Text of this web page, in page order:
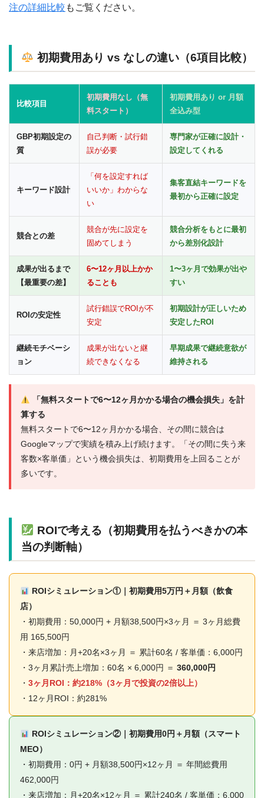
注の詳細比較 もご覧ください。
初期費用あり vs なしの違い（6項目比較）
比較項目
初期費用なし（無
料スタート）
初期費用あり or 月額
全込み型
GBP初期設定の
質
自己判断・試行錯
誤が必要
専門家が正確に設計・
設定してくれる
キーワード設計
「何を設定すれば
いいか」わからな
い
集客直結キーワードを
最初から正確に設定
競合との差
競合が先に設定を
固めてしまう
競合分析をもとに最初
から差別化設計
成果が出るまで
【最重要の差】
6〜12ヶ月以上かか
ることも
1〜3ヶ月で効果が出や
すい
ROIの安定性
試行錯誤でROIが不
安定
初期設計が正しいため
安定したROI
継続モチベーシ
ョン
成果が出ないと継
続できなくなる
早期成果で継続意欲が
維持される
「無料スタートで6〜12ヶ月かかる場合の機会損失」を計
算する
無料スタートで6〜12ヶ月かかる場合、その間に競合は
Googleマップで実績を積み上げ続けます。「その間に失う来
客数×客単価」という機会損失は、初期費用を上回ることが
多いです。
ROIで考える（初期費用を払うべきかの本
当の判断軸）
ROIシミュレーション①｜初期費用5万円＋月額（飲食
店）
・初期費用：50,000円 + 月額38,500円×3ヶ月 ＝ 3ヶ月総費
用 165,500円
・来店増加：月+20名×3ヶ月 ＝ 累計60名 / 客単価：6,000円
・3ヶ月累計売上増加：60名 × 6,000円 ＝ 360,000円
・ 3ヶ月ROI：約218%（3ヶ月で投資の2倍以上）
・12ヶ月ROI：約281%
ROIシミュレーション②｜初期費用0円＋月額（スマート
MEO）
・初期費用：0円 + 月額38,500円×12ヶ月 ＝ 年間総費用
462,000円
・来店増加：月+20名×12ヶ月 ＝ 累計240名 / 客単価：6,000